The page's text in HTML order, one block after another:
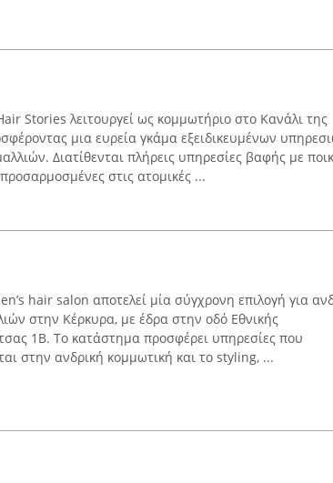
Stories λειτουργεί ως κομμωτήριο στο Κανάλι της
μια ευρεία γκάμα εξειδικευμένων
Διατίθενται πλήρεις υπηρεσίες βαφής με
στις ατομικές ...
hair salon αποτελεί μία σύγχρονη επιλογή για
στην Κέρκυρα, με έδρα στην οδό Εθνικής
1Β. Το κατάστημα προσφέρει υπηρεσίες που
στην ανδρική κομμωτική και το styling, ...